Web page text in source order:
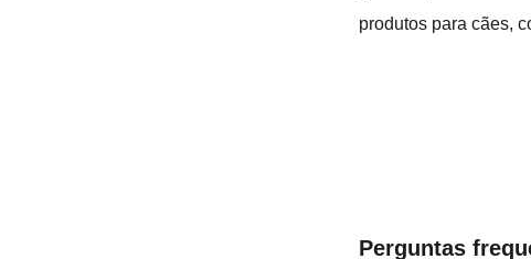
produtos para cães,
Perguntas